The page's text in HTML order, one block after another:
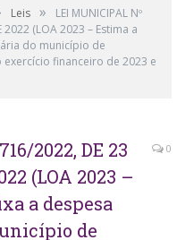
Leis »
LEI MUNICIPAL Nº
2022 (LOA 2023 – Estima a
do município de
financeiro de 2023 e
2022, DE 23
(LOA 2023 –
a despesa
de
0